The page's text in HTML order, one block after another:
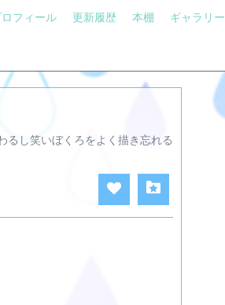
ロフィール 更新履歴 本棚 ギャラリー
るし笑いぼくろをよく描き忘れる